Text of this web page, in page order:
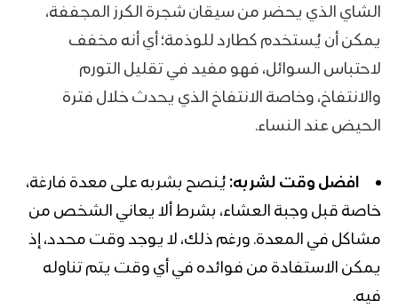
الشاي الذي يحضر من سيقان شجرة الكرز المجففة،
يمكن أن يُستخدم كطارد للوذمة؛ أي أنه مخفف
لاحتباس السوائل، فهو مفيد في تقليل التورم
والانتفاخ، وخاصة الانتفاخ الذي يحدث خلال فترة
الحيض عند النساء.
افضل وقت لشربه: يُنصح بشربه على معدة فارغة،
خاصة قبل وجبة العشاء، بشرط ألا يعاني الشخص من
مشاكل في المعدة. ورغم ذلك، لا يوجد وقت محدد، إذ
يمكن الاستفادة من فوائده في أي وقت يتم تناوله
فيه.